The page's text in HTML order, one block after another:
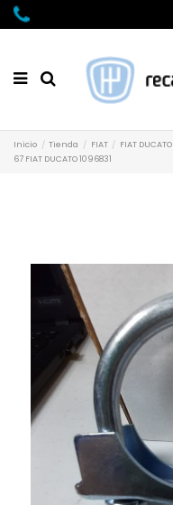
Inicio Tienda FIAT FIAT DUCATO
67 FIAT DUCATO 1096831